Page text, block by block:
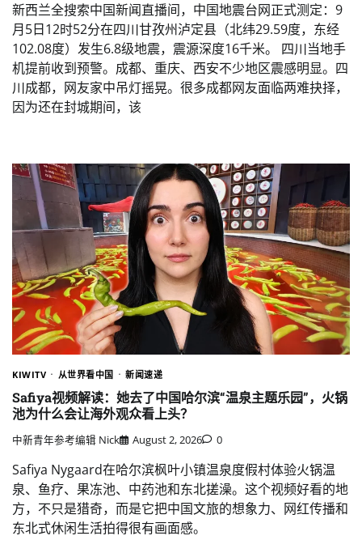
新西兰全搜索中国新闻直播间，中国地震台网正式测定：9
月5日12时52分在四川甘孜州泸定县（北纬29.59度，东经
102.08度）发生6.8级地震，震源深度16千米。 四川当地手
机提前收到预警。成都、重庆、西安不少地区震感明显。四
川成都，网友家中吊灯摇晃。很多成都网友面临两难抉择，
因为还在封城期间，该
KIWITV 从世界看中国 新闻速递
Safiya视频解读：她去了中国哈尔滨“温泉主题乐园”，火锅
池为什么会让海外观众看上头？
中新青年参考编辑 Nick August 2, 2026 0
Safiya Nygaard在哈尔滨枫叶小镇温泉度假村体验火锅温
泉、鱼疗、果冻池、中药池和东北搓澡。这个视频好看的地
方，不只是猎奇，而是它把中国文旅的想象力、网红传播和
东北式休闲生活拍得很有画面感。